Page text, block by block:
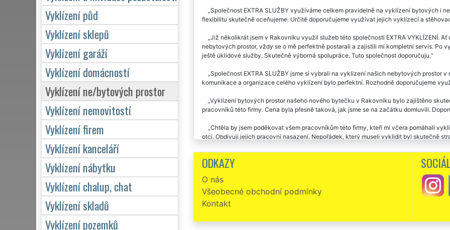
Společnost EXTRA SLUŽBY využíváme celkem pravidelně na vyklízení bytových i
flexibilitu skutečně oceňujeme. Určitě doporučujeme využívat jejich vyklízecí a
Již několikrát jsem v Rakovníku využil služeb této společnosti EXTRA VYKLÍZENÍ.
nebytových prostor, vždy se o mě perfektně postarali a zajistili mi kompletní servis.
ještě úklidové služby. Skutečně výborná spolupráce. Tuto společnost doporučuju.
Společnost EXTRA SLUŽBY jsme si vybrali na vyklízení našich nebytových prostor
komunikace a organizace celého vyklízení bylo perfektní. Rozhodně doporučujeme
Vyklízení bytových prostor našeho nového bytečku v Rakovníku bylo zajištěno
pracovníků této firmy. Cena byla přesně taková, jak jsme se na začátku domluvili.
Chtěla by jsem poděkovat všem pracovníkům této firmy, kteří mi včera pomáhali
otci. Obdivuji jejich pracovní nasazení. Nepořádek, který museli vyklidit byl skutečně
ODKAZY
O nás
Všeobecné obchodní podmínky
Kontakt
Vyklízení půd
Vyklízení sklepů
Vyklízení garáží
Vyklízení domácností
Vyklízení ne/bytových prostor
Vyklízení nemovitostí
Vyklízení firem
Vyklízení kanceláří
Vyklízení nábytku
Vyklízení chalup, chat
Vyklízení skladů
Vyklízení pozemků